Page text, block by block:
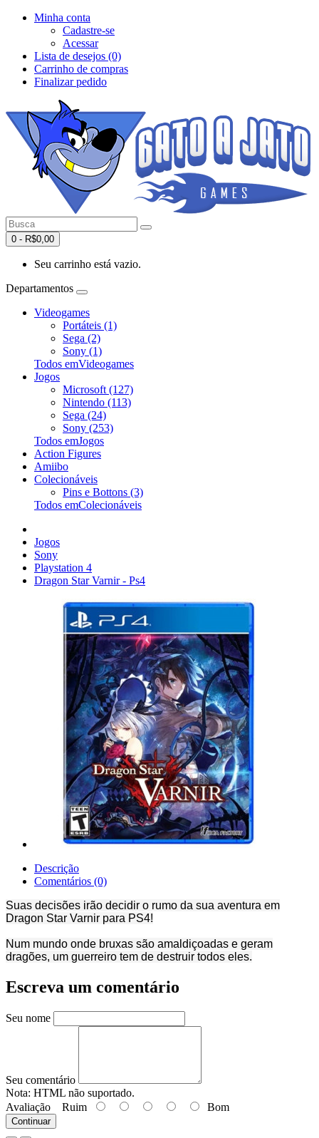
Minha conta
Cadastre-se
Acessar
Lista de desejos (0)
Carrinho de compras
Finalizar pedido
0 - R$0,00
Seu carrinho está vazio.
Departamentos
Videogames
Portáteis (1)
Sega (2)
Sony (1)
Todos emVideogames
Jogos
Microsoft (127)
Nintendo (113)
Sega (24)
Sony (253)
Todos emJogos
Action Figures
Amiibo
Colecionáveis
Pins e Bottons (3)
Todos emColecionáveis
Jogos
Sony
Playstation 4
Dragon Star Varnir - Ps4
Descrição
Comentários (0)
Suas decisões irão decidir o rumo da sua aventura em
Dragon Star Varnir para PS4!
Num mundo onde bruxas são amaldiçoadas e geram
dragões, um guerreiro tem de destruir todos eles.
Escreva um comentário
Seu nome
Seu comentário
Nota: HTML não suportado.
Avaliação Ruim Bom
Continuar